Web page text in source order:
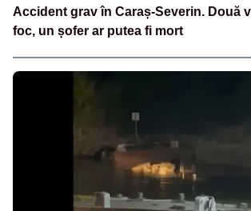
Accident grav în Caraș-Severin. Două
foc, un șofer ar putea fi mort